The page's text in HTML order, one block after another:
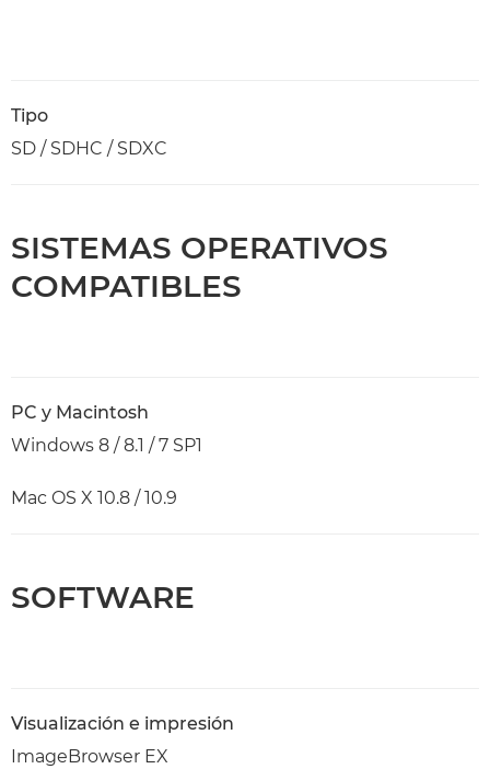
Tipo
SD / SDHC / SDXC
SISTEMAS OPERATIVOS
COMPATIBLES
PC y Macintosh
Windows 8 / 8.1 / 7 SP1
Mac OS X 10.8 / 10.9
SOFTWARE
Visualización e impresión
ImageBrowser EX